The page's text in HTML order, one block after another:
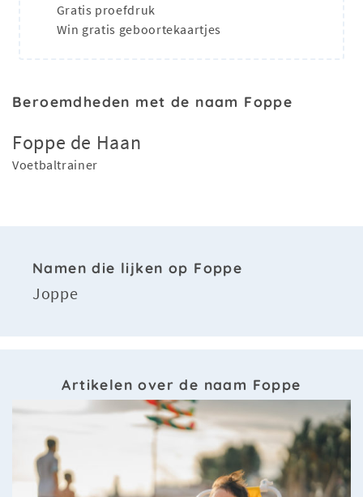
Gratis proefdruk
Win gratis geboortekaartjes
Beroemdheden met de naam Foppe
Foppe de Haan
Voetbaltrainer
Namen die lijken op Foppe
Joppe
Artikelen over de naam Foppe